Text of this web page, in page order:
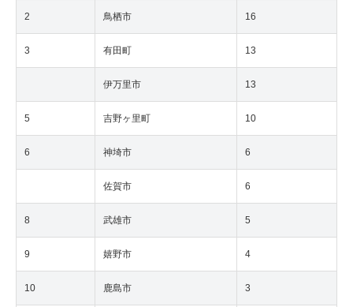
2 鳥栖市 16
3 有田町 13
伊万里市 13
5 吉野ヶ里町 10
6 神埼市 6
佐賀市 6
8 武雄市 5
9 嬉野市 4
10 鹿島市 3